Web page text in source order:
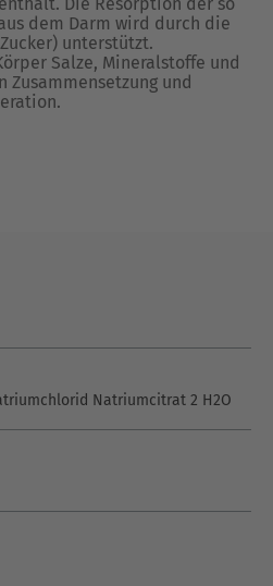
dem Darm wird durch die
unterstützt.
Salze, Mineralstoffe und
und
Natriumcitrat 2 H2O